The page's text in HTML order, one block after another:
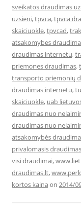
sveikatos draudimas
uzsieni,tpvca,tpvca
skaiciuokle,tpvcad,
atsakomybes
draudimas internetu,
priemones draudimas,
transporto priemonių
draudimas internetu,
skaiciuokle, uab
draudimas nuo
draudimas nuo
atsakomybės
privalomasis draudimas
visi draudimai,
draudimas.lt,
kortos kaina on 2014/